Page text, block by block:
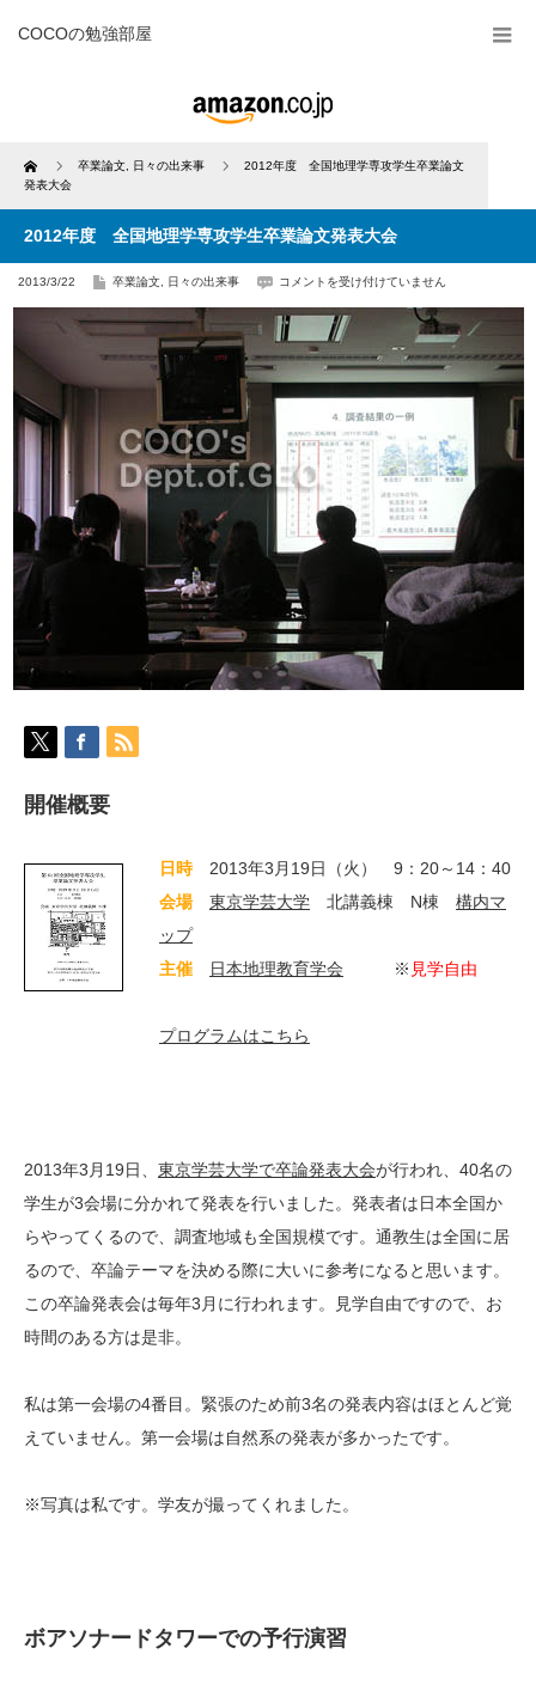
COCOの勉強部屋
Home 卒業論文 日々の出来事
2012年度 全国地理学専攻学生卒業論文
発表大会
2012年度 全国地理学専攻学生卒業論文発表大会
2013/3/22 卒業論文 日々の出来事
2012
全
国
地
学
学
業
論
発
表
大
コメントを受け付けていません
開催概要
日時2013年3月19日（火） 9：20～14：40
会場
東京学芸大学 北講義棟 N棟 構内マ
ップ
主催
日本地理教育学会 ※ 見学自由
プログラムはこちら
2013年3月19日、 東京学芸大学で卒論発表大会が行われ、40名の
学生が3会場に分かれて発表を行いました。発表者は日本全国か
らやってくるので、調査地域も全国規模です。通教生は全国に居
るので、卒論テーマを決める際に大いに参考になると思います。
この卒論発表会は毎年3月に行われます。見学自由ですので、お
時間のある方は是非。
私は第一会場の4番目。緊張のため前3名の発表内容はほとんど覚
えていません。第一会場は自然系の発表が多かったです。
※写真は私です。学友が撮ってくれました。
ボアソナードタワーでの予行演習